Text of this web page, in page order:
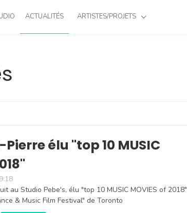
ACTUALITÉS ARTISTES/PROJETS
élu "top 10 MUSIC
au Studio Pebe's, élu "top 10 MUSIC MOVIES of 2018"
& Music Film Festival" de Toronto